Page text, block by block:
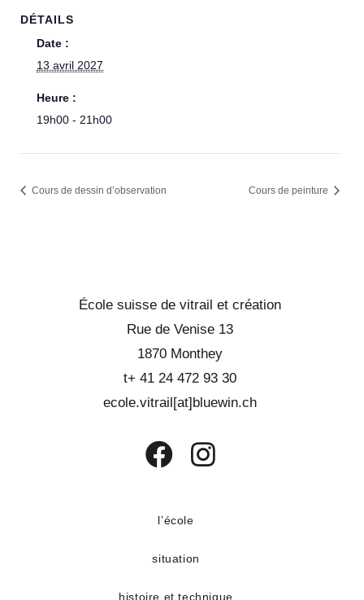
DÉTAILS
Date :
13 avril 2027
Heure :
19h00 - 21h00
Cours de dessin d’observation Cours de peinture
École suisse de vitrail et création
Rue de Venise 13
1870 Monthey
t+ 41 24 472 93 30
ecole.vitrail[at]bluewin.ch
un
onglet
l’école
situation
histoire et technique